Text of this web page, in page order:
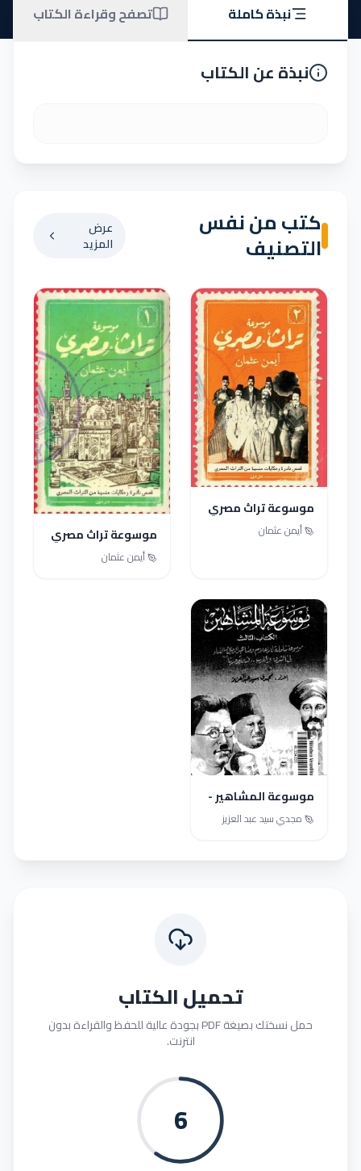
نبذة كاملة تصفح وقراءة الكتاب
نبذة عن الكتاب
كتب من نفس
التصنيف
عرض
المزيد
موسوعة تراث مصري
الجزء الثاني
أيمن عثمان موسوعة تراث مصري
الجزء الأول
أيمن عثمان
موسوعة المشاهير -
الجزء الثالث
مجدي سيد عبد العزيز
تحميل الكتاب
حمل نسختك بصيغة PDF بجودة عالية للحفظ والقراءة بدون
انترنت.
6